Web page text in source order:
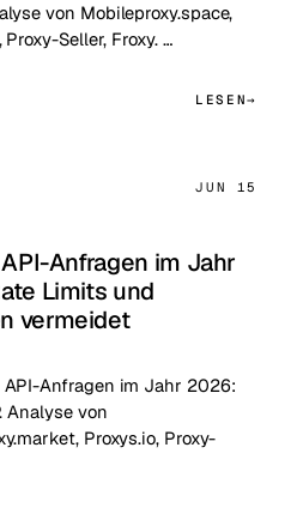
von Mobileproxy.space,
Seller, Froxy. …
LESEN
JUN 15
Anfragen im Jahr
Limits und
vermeidet
Anfragen im Jahr 2026:
Analyse von
Proxys.io, Proxy-